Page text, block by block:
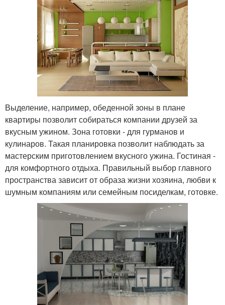
Выделение, например, обеденной зоны в плане
квартиры позволит собираться компании друзей за
вкусным ужином. Зона готовки - для гурманов и
кулинаров. Такая планировка позволит наблюдать за
мастерским приготовлением вкусного ужина. Гостиная -
для комфортного отдыха. Правильный выбор главного
пространства зависит от образа жизни хозяина, любви к
шумным компаниям или семейным посиделкам, готовке.